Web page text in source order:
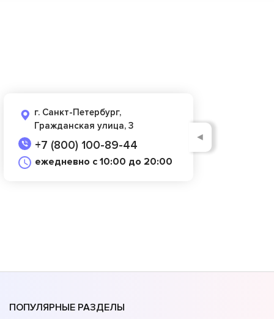
г. Санкт-Петербург,
Гражданская улица, 3
+7 (800) 100-89-44
ежедневно с 10:00 до 20:00
◄
ПОПУЛЯРНЫЕ РАЗДЕЛЫ